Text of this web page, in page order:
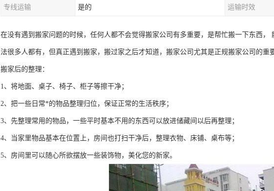
专线运输 是的 运输时效
在没有遇到搬家问题的时候，任何人都不会觉得搬家公司有多重要，是帮忙搬一下东西，
法很多人都有，但真正遇到搬家，搬过家之后才知道，搬家公司尤其是正规搬家公司的重
搬家后的整理：
1、将地面、桌子、椅子、柜子等擦干净；
2、把一些日常*的物品整理归位，保证正常的生活秩序；
3、先整理常用的物品，一些平时基本不用的东西可以放进储藏间以后再整理；
4、当家里物品基本在位置上，房间也打扫干净后，整理衣物、床铺、桌布等；
5、房间里可以随心所欲摆放一些装饰物，美化您的新家。